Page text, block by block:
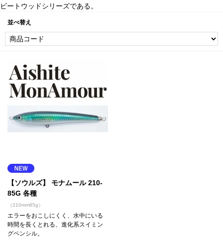
ビートウッドシリーズである。
並べ替え
【ソウルズ】 モナムール 210-
85G 各種
（210mm85g）
エラーをおこしにくく、水中にいる
時間を長くとれる、進化系スイミン
グペンシル。